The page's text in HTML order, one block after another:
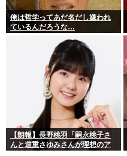
俺は哲学ってあだ名だし嫌われ
ているんだろうな…
【朗報】長野桃羽「嗣永桃子さ
んと道重さゆみさんが理想のア